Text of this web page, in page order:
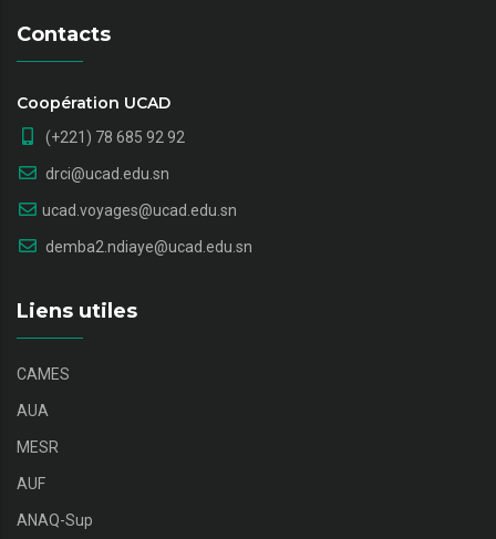
Contacts
Coopération UCAD
(+221) 78 685 92 92
drci@ucad.edu.sn
ucad.voyages@ucad.edu.sn
demba2.ndiaye@ucad.edu.sn
Liens utiles
CAMES
AUA
MESR
AUF
ANAQ-Sup